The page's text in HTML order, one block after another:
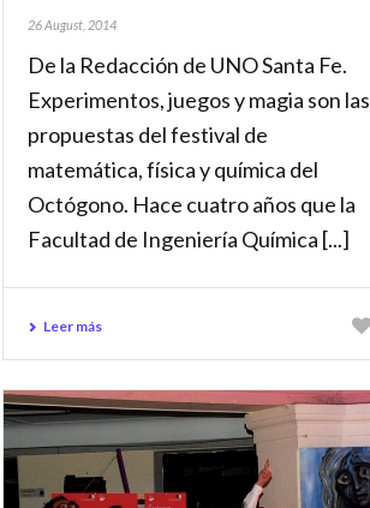
26 August, 2014
De la Redacción de UNO Santa Fe.
Experimentos, juegos y magia son las
propuestas del festival de
matemática, física y química del
Octógono. Hace cuatro años que la
Facultad de Ingeniería Química [...]
Leer más